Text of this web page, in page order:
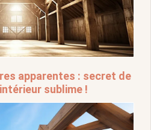
apparentes : secret de
sublime !